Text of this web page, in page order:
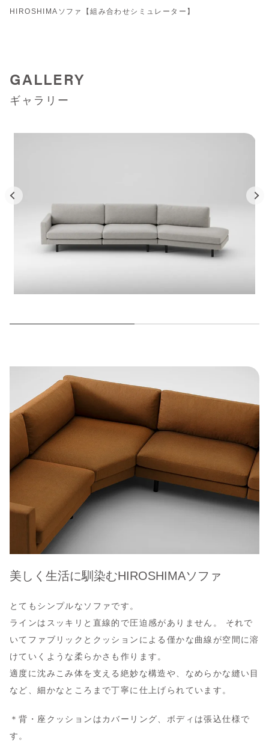
HIROSHIMAソファ【組み合わせシミュレーター】
GALLERY
ギャラリー
美しく生活に馴染むHIROSHIMAソファ
とてもシンプルなソファです。
ラインはスッキリと直線的で圧迫感がありません。 それで
いてファブリックとクッションによる僅かな曲線が空間に溶
けていくような柔らかさも作ります。
適度に沈みこみ体を支える絶妙な構造や、なめらかな縫い目
など、細かなところまで丁寧に仕上げられています。
＊背・座クッションはカバーリング、ボディは張込仕様で
す。